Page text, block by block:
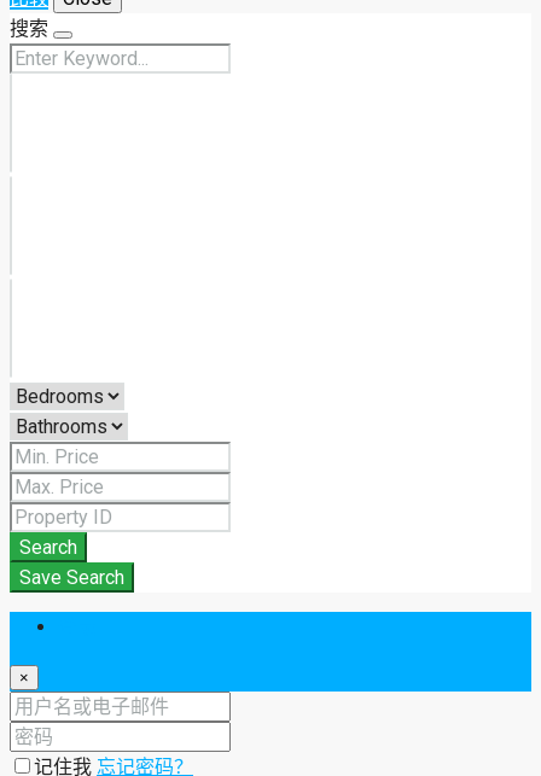
搜索
Search
Save Search
×
记住我 忘记密码？